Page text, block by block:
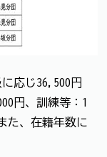
応じ36,500円
円、訓練等：1
た、在籍年数に